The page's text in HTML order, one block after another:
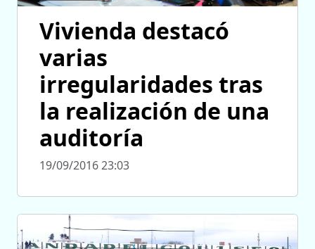
Vivienda destacó
varias
irregularidades tras
la realización de una
auditoría
19/09/2016 23:03